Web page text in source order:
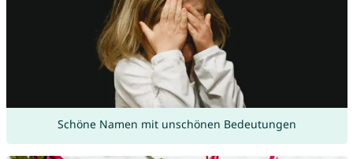
Schöne Namen mit unschönen Bedeutungen